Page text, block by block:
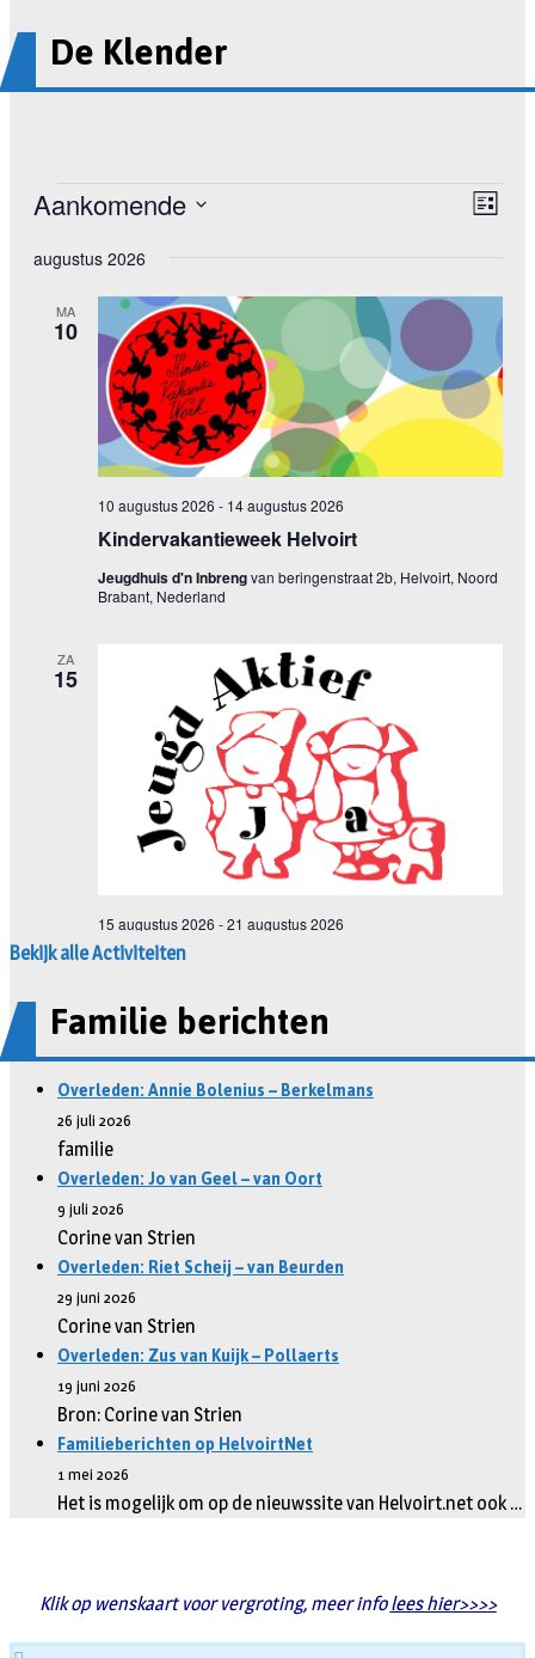
De Klender
Bekijk alle Activiteiten
Familie berichten
Overleden: Annie Bolenius – Berkelmans
26 juli 2026
familie
Overleden: Jo van Geel – van Oort
9 juli 2026
Corine van Strien
Overleden: Riet Scheij – van Beurden
29 juni 2026
Corine van Strien
Overleden: Zus van Kuijk – Pollaerts
19 juni 2026
Bron: Corine van Strien
Familieberichten op HelvoirtNet
1 mei 2026
Het is mogelijk om op de nieuwssite van Helvoirt.net ook …
Klik op wenskaart voor vergroting, meer infolees hier>>>>